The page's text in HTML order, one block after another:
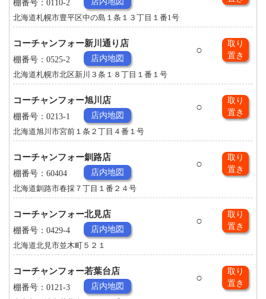
棚番号：0110-2
北海道札幌市豊平区中の島１条１３丁目１番1号
コーチャンフォー新川通り店
○
取り
置き
棚番号：0525-2 店内地図
北海道札幌市北区新川３条１８丁目１番１号
コーチャンフォー旭川店
○
取り
置き
棚番号：0213-1 店内地図
北海道旭川市宮前１条２丁目４番１号
コーチャンフォー釧路店
○
取り
置き
棚番号：60404 店内地図
北海道釧路市春採７丁目１番２４号
コーチャンフォー北見店
○
取り
置き
棚番号：0429-4 店内地図
北海道北見市並木町５２１
コーチャンフォー若葉台店
○
取り
置き
棚番号：0121-3 店内地図